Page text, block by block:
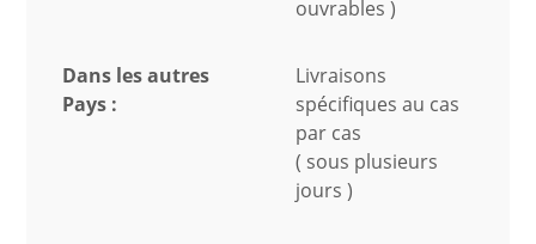
ouvrables )
Dans les autres
Pays :
Livraisons
spécifiques au cas
par cas
( sous plusieurs
jours )